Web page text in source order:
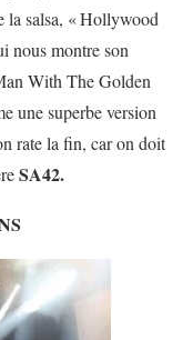
la salsa, «Hollywood
nous montre son
With The Golden
une superbe version
rate la fin, car on doit
SA42.